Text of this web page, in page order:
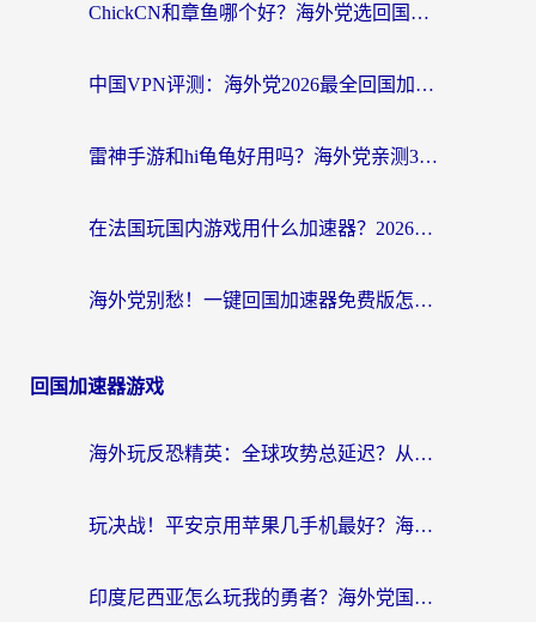
ChickCN和章鱼哪个好？海外党选回国加速器的3个关键维度 + 实用避坑指南
中国VPN评测：海外党2026最全回国加速器选择指南，告别地区限制不踩坑
雷神手游和hi龟龟好用吗？海外党亲测3款回国加速器，教你选对国外到国内加速器
在法国玩国内游戏用什么加速器？2026实测解决延迟卡顿的实用指南
海外党别愁！一键回国加速器免费版怎么选？从踩坑到流畅访问的全攻略
回国加速器游戏
海外玩反恐精英：全球攻势总延迟？从瑞典玩神武4到外国玩黎明觉醒，选对加速器才是关键！
玩决战！平安京用苹果几手机最好？海外党必看的设备+加速器双攻略
印度尼西亚怎么玩我的勇者？海外党国服游戏加速避坑指南（附实况五行师解决方案）